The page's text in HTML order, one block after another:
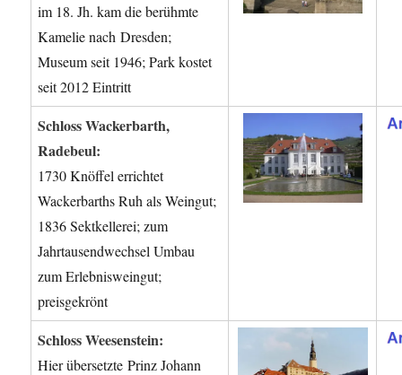
im 18. Jh. kam die berühmte
Kamelie nach Dresden;
Museum seit 1946; Park kostet
seit 2012 Eintritt
Schloss Wackerbarth,
Radebeul:
1730 Knöffel errichtet
Wackerbarths Ruh als Weingut;
1836 Sektkellerei; zum
Jahrtausendwechsel Umbau
zum Erlebnisweingut;
preisgekrönt
Schloss Weesenstein:
Hier übersetzte Prinz Johann